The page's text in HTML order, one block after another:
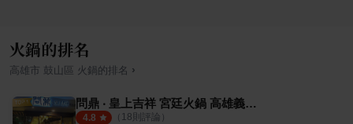
火鍋的排名
高雄市 鼓山區 火鍋 的排名 ›
問鼎 ‧ 皇上吉祥 宮廷火鍋 高雄義享店
4.8 （ 18則評論）